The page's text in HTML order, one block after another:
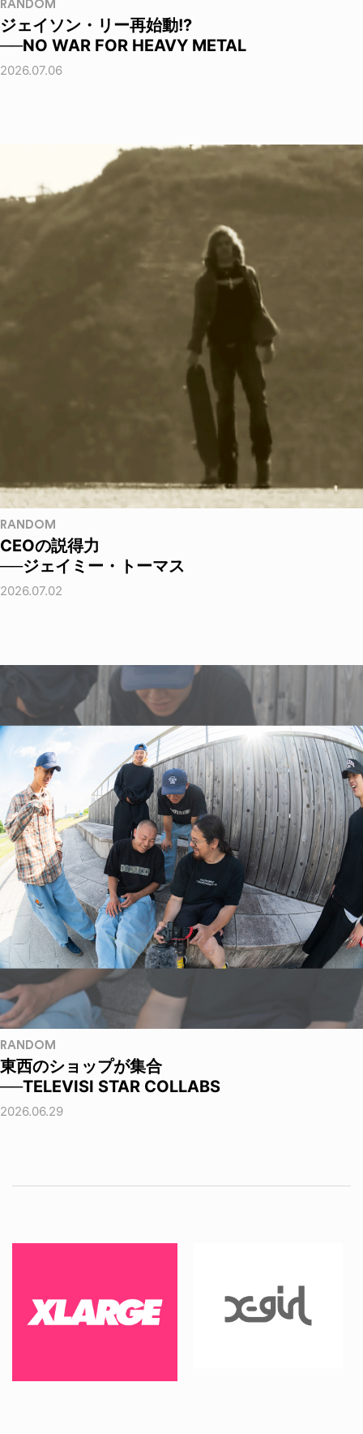
RANDOM
ジェイソン・リー再始動!?
──NO WAR FOR HEAVY METAL
2026.07.06
RANDOM
CEOの説得力
──ジェイミー・トーマス
2026.07.02
RANDOM
東西のショップが集合
──TELEVISI STAR COLLABS
2026.06.29